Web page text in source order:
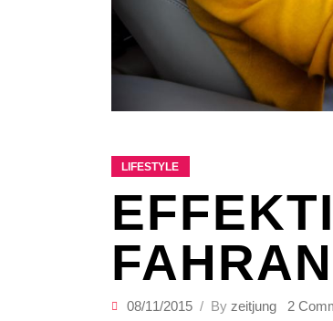
LIFESTYLE
08/11/2015 By zeitjung 2